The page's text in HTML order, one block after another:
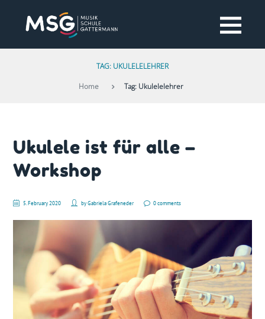
TAG: UKULELELEHRER
Home Tag: Ukulelelehrer
Ukulele ist für alle –
Workshop
5. February 2020 byGabriela Grafeneder 0 comments